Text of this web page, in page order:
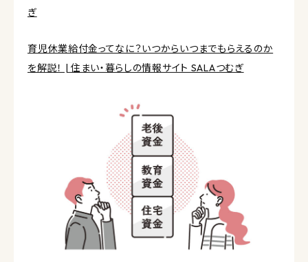
ぎ
育児休業給付金ってなに？いつからいつまでもらえるのか
を解説！ | 住まい・暮らしの情報サイト SALAつむぎ